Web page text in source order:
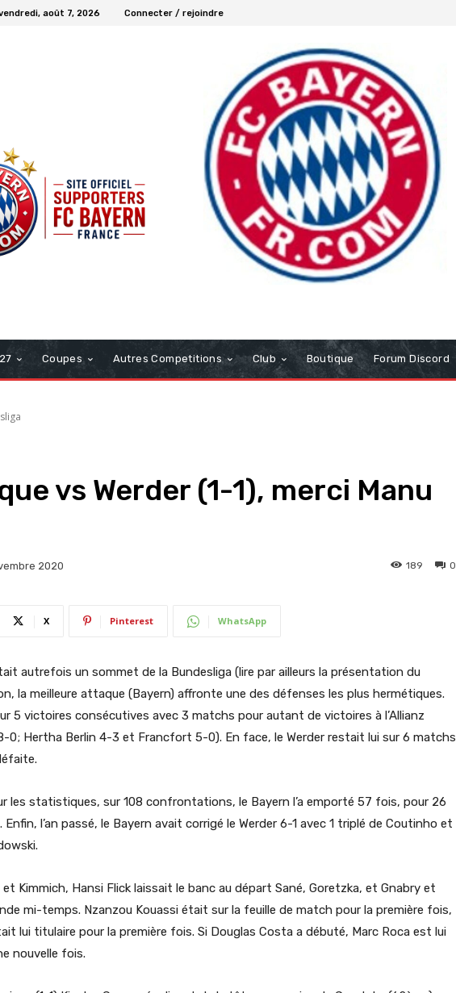
août 7, 2026 Connecter / rejoindre
Coupes Autres Competitions Club Boutique Forum Discord
vs Werder (1-1), merci Manu
2020 0
189
X Pinterest WhatsApp
autrefois un sommet de la Bundesliga (lire par ailleurs la présentation du
la meilleure attaque (Bayern) affronte une des défenses les plus hermétiques.
5 victoires consécutives avec 3 matchs pour autant de victoires à l’Allianz
0; Hertha Berlin 4-3 et Francfort 5-0). En face, le Werder restait lui sur 6 matchs
les statistiques, sur 108 confrontations, le Bayern l’a emporté 57 fois, pour 26
l’an passé, le Bayern avait corrigé le Werder 6-1 avec 1 triplé de Coutinho et
et Kimmich, Hansi Flick laissait le banc au départ Sané, Goretzka, et Gnabry et
mi-temps. Nzanzou Kouassi était sur la feuille de match pour la première fois,
lui titulaire pour la première fois. Si Douglas Costa a débuté, Marc Roca est lui
nouvelle fois.